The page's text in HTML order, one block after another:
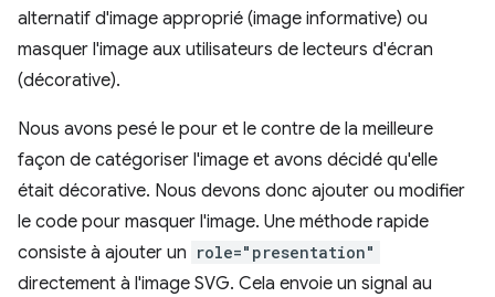
alternatif d'image approprié (image informative) ou
masquer l'image aux utilisateurs de lecteurs d'écran
(décorative).
Nous avons pesé le pour et le contre de la meilleure
façon de catégoriser l'image et avons décidé qu'elle
était décorative. Nous devons donc ajouter ou modifier
le code pour masquer l'image. Une méthode rapide
consiste à ajouter un role="presentation"
directement à l'image SVG. Cela envoie un signal au